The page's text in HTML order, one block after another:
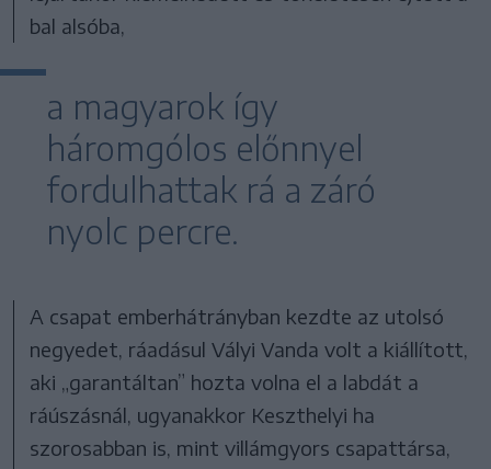
bal alsóba,
a magyarok így
háromgólos előnnyel
fordulhattak rá a záró
nyolc percre.
A csapat emberhátrányban kezdte az utolsó
negyedet, ráadásul Vályi Vanda volt a kiállított,
aki „garantáltan” hozta volna el a labdát a
ráúszásnál, ugyanakkor Keszthelyi ha
szorosabban is, mint villámgyors csapattársa,